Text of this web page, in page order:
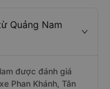
Quảng Nam
được đánh giá
Phan Khánh, Tân